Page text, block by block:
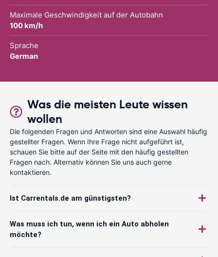
Maximale Geschwindigkeit auf der Autobahn
100 km/h
Sprache
German
Was die meisten Leute wissen
wollen
Die folgenden Fragen und Antworten sind eine Auswahl häufig
gestellter Fragen. Wenn Ihre Frage nicht aufgeführt ist,
schauen Sie bitte auf der Seite mit den häufig gestellten
Fragen nach. Alternativ können Sie uns auch gerne
kontaktieren.
Ist Carrentals.de am günstigsten?
Was muss ich tun, wenn ich ein Auto abholen
möchte?